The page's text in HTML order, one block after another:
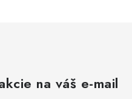
na váš e-mail